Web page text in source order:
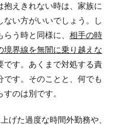
えきれない時は、家族に
い方がいいでしょう。し
う時と同様に、 相手の時
界線を無闇に乗り越えな
です。あくまで対処する責
す。そのことと、何でも
のは別です。
げた過度な時間外勤務や、